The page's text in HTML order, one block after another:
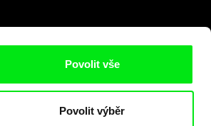
Povolit vše
Povolit výběr
Na začátek stránky